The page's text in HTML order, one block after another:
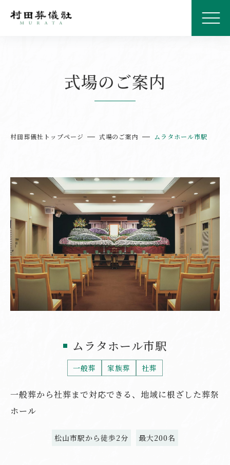
式場のご案内
村田葬儀社トップページ 式場のご案内 ムラタホール市駅
ムラタホール市駅
一般葬 家族葬 社葬
一般葬から社葬まで対応できる、地域に根ざした葬祭
ホール
松山市駅から徒歩2分 最大200名